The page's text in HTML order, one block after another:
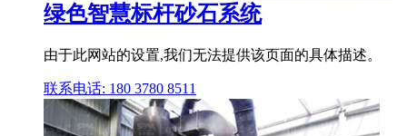
绿色智慧标杆砂石系统
由于此网站的设置,我们无法提供该页面的具体描述。
联系电话: 180 3780 8511